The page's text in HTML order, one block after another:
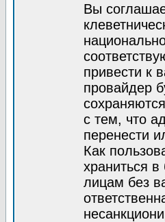
Вы
привести к
провайдер
с тем, что
перенести
Как
храниться
лицам без